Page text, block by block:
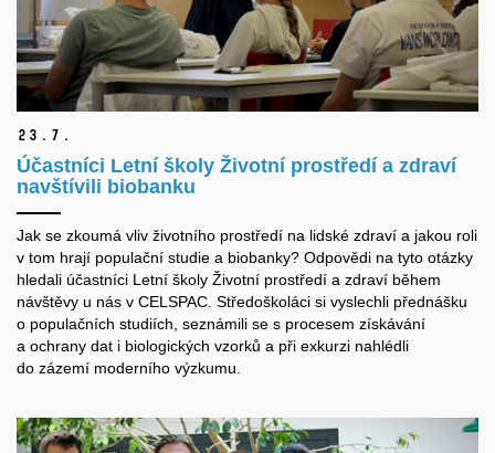
23. 7.
Účastníci Letní školy Životní prostředí a zdraví
navštívili biobanku
Jak se zkoumá vliv životního prostředí na lidské zdraví a jakou roli
v tom hrají populační studie a biobanky? Odpovědi na tyto otázky
hledali účastníci Letní školy Životní prostředí a zdraví během
návštěvy u nás v CELSPAC. Středoškoláci si vyslechli přednášku
o populačních studiích, seznámili se s procesem získávání
a ochrany dat i biologických vzorků a při exkurzi nahlédli
do zázemí moderního výzkumu.